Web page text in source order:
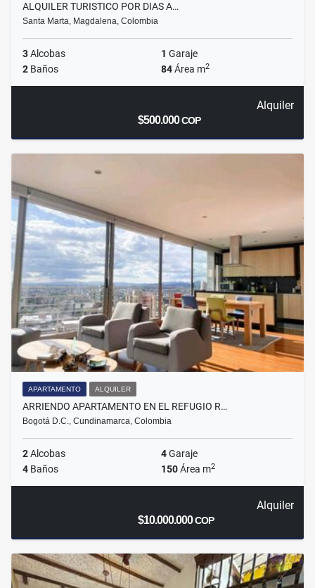
ALQUILER TURISTICO POR DIAS A…
Santa Marta, Magdalena, Colombia
3Alcobas 1 Garaje
2 Baños 84Área m2
Alquiler
$500.000COP
APARTAMENTO ALQUILER
ARRIENDO APARTAMENTO EN EL REFUGIO R…
Bogotá D.C., Cundinamarca, Colombia
2Alcobas 4Garaje
4 Baños 150Área m2
Alquiler
$10.000.000COP